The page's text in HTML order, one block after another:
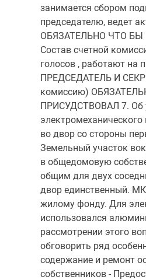
занимается сбором
председателю, ведет
ОБЯЗАТЕЛЬНО ЧТО БЫ
Состав счетной
голосов , работают на
ПРЕДСЕДАТЕЛЬ И
комиссию)
ПРИСУДСТВОВАЛ 7. Об
во двор со стороны
Земельный участок
в общедомовую
общим для двух
двор единственный.
жилому фонду. Для
использовался
рассмотрении этого
обговорить ряд
содержание и ремонт
собственников -